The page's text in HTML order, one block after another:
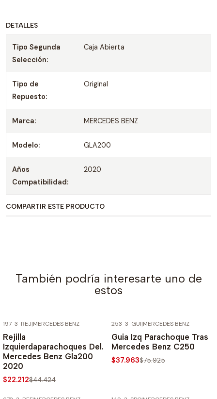
DETALLES
Tipo Segunda
Selección:
Caja Abierta
Tipo de
Repuesto:
Original
Marca: MERCEDES BENZ
Modelo: GLA200
Años
Compatibilidad:
2020
COMPARTIR ESTE PRODUCTO
También podría interesarte uno de
estos
197-3-REJ|MERCEDES BENZ
Rejilla
Izquierdaparachoques Del.
Mercedes Benz Gla200
2020
$22.212$44.424
253-3-GUI|MERCEDES BENZ
Guia Izq Parachoque Tras
Mercedes Benz C250
$37.963$75.925